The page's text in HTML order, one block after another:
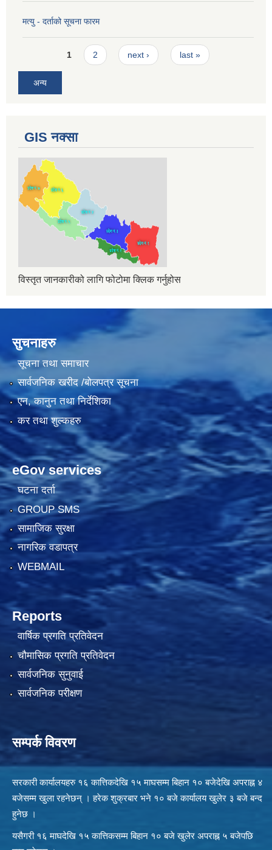
मत्यु - दर्ताको सूचना फारम
Pages1 2 next › last »
अन्य
GIS नक्सा
विस्तृत जानकारीको लागि फोटोमा क्लिक गर्नुहोस
सुचनाहरु
सूचना तथा समाचार
सार्वजनिक खरीद /बोलपत्र सूचना
एन, कानुन तथा निर्देशिका
कर तथा शुल्कहरु
eGov services
घटना दर्ता
GROUP SMS
सामाजिक सुरक्षा
नागरिक वडापत्र
WEBMAIL
Reports
वार्षिक प्रगति प्रतिवेदन
चौमासिक प्रगति प्रतिवेदन
सार्वजनिक सुनुवाई
सार्वजनिक परीक्षण
सम्पर्क विवरण
सरकारी कार्यालयहरु १६ कात्तिकदेखि १५ माघसम्म बिहान १० बजेदेखि अपराह्न ४
बजेसम्म खुला रहनेछन् । हरेक शुक्रबार भने १० बजे कार्यालय खुलेर ३ बजे बन्द
हुनेछ ।
यसैगरी १६ माघदेखि १५ कात्तिकसम्म बिहान १० बजे खुलेर अपराह्न ५ बजेपछि